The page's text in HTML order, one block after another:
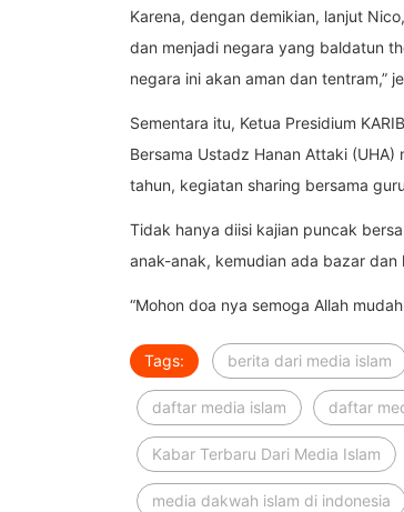
Karena, dengan demikian, lanjut
dan menjadi negara yang baldatun
negara ini akan aman dan tentram,”
Sementara itu, Ketua Presidium
Bersama Ustadz Hanan Attaki
tahun, kegiatan sharing bersama
Tidak hanya diisi kajian puncak
anak-anak, kemudian ada bazar dan
“Mohon doa nya semoga Allah
Tags: berita dari media islam
daftar media islam daftar
Kabar Terbaru Dari Media Islam
media dakwah islam di indonesia